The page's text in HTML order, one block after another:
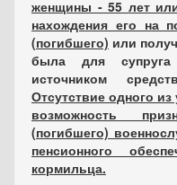
женщины - 55 лет
нахождения его на
(погибшего) или
была для
источником
Отсутствие одного
возможность
(погибшего)
пенсионного
кормильца.